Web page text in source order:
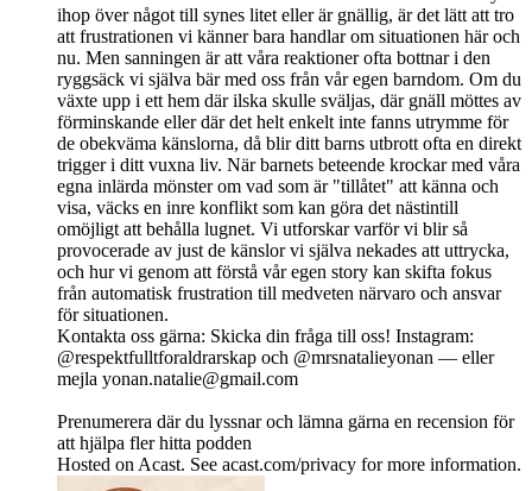
ihop över något till synes litet eller är gnällig, är det lätt att tro
att frustrationen vi känner bara handlar om situationen här och
nu. Men sanningen är att våra reaktioner ofta bottnar i den
ryggsäck vi själva bär med oss från vår egen barndom. Om du
växte upp i ett hem där ilska skulle sväljas, där gnäll möttes av
förminskande eller där det helt enkelt inte fanns utrymme för
de obekväma känslorna, då blir ditt barns utbrott ofta en direkt
trigger i ditt vuxna liv. När barnets beteende krockar med våra
egna inlärda mönster om vad som är "tillåtet" att känna och
visa, väcks en inre konflikt som kan göra det nästintill
omöjligt att behålla lugnet. Vi utforskar varför vi blir så
provocerade av just de känslor vi själva nekades att uttrycka,
och hur vi genom att förstå vår egen story kan skifta fokus
från automatisk frustration till medveten närvaro och ansvar
för situationen.
Kontakta oss gärna: Skicka din fråga till oss! Instagram:
@respektfulltforaldrarskap och @mrsnatalieyonan — eller
mejla yonan.natalie@gmail.com
Prenumerera där du lyssnar och lämna gärna en recension för
att hjälpa fler hitta podden
Hosted on Acast. See acast.com/privacy for more information.